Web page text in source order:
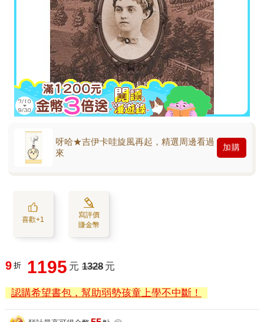
呀哈★吉伊卡哇旋風再起，精選周邊看過
來
加購
喜歡+1
寫評價
賺金幣
9 折 1195 元 1328 元
認購希望書包，幫助弱勢孩童上學不中斷！